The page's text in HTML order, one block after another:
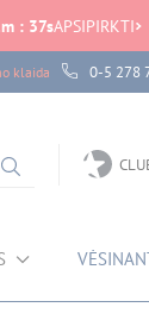
m : 37sAPSIPIRKTI
klaida 0-5 278